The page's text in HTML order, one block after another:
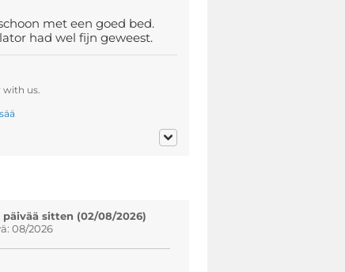
met een goed bed.
had wel fijn geweest.
with us.
sitten (02/08/2026)
08/2026